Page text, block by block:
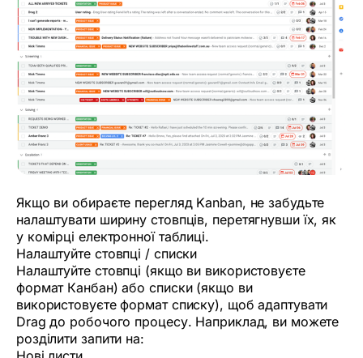
Якщо ви обираєте перегляд Kanban, не забудьте
налаштувати ширину стовпців, перетягнувши їх, як
у комірці електронної таблиці.
Налаштуйте стовпці / списки
Налаштуйте стовпці (якщо ви використовуєте
формат Канбан) або списки (якщо ви
використовуєте формат списку), щоб адаптувати
Drag до робочого процесу. Наприклад, ви можете
розділити запити на: